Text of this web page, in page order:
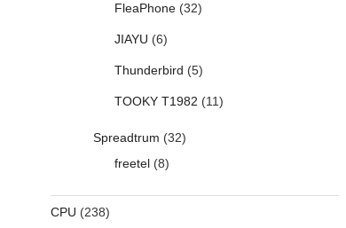
FleaPhone(32)
JIAYU (6)
Thunderbird (5)
TOOKY T1982 (11)
Spreadtrum (32)
freetel(8)
CPU (238)